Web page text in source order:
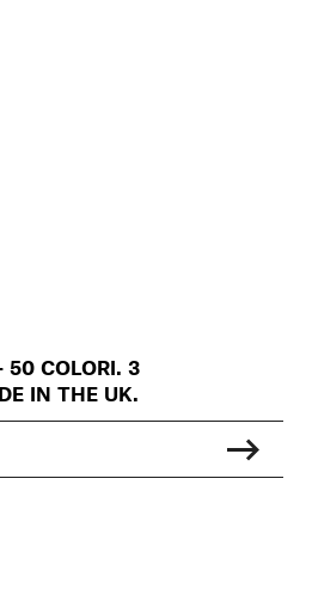
50 COLORI. 3
IN THE UK.